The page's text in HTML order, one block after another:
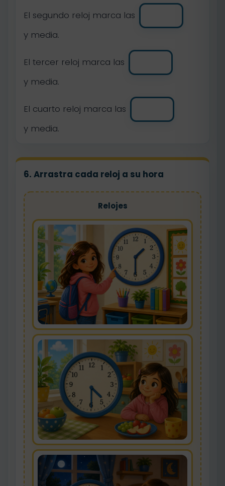
El segundo reloj marca las
y media.
El tercer reloj marca las
y media.
El cuarto reloj marca las
y media.
6. Arrastra cada reloj a su hora
Relojes